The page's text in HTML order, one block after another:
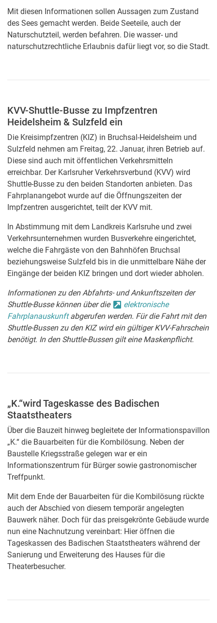
Mit diesen Informationen sollen Aussagen zum Zustand
des Sees gemacht werden. Beide Seeteile, auch der
Naturschutzteil, werden befahren. Die wasser- und
naturschutzrechtliche Erlaubnis dafür liegt vor, so die Stadt.
KVV-Shuttle-Busse zu Impfzentren
Heidelsheim & Sulzfeld ein
Die Kreisimpfzentren (KIZ) in Bruchsal-Heidelsheim und
Sulzfeld nehmen am Freitag, 22. Januar, ihren Betrieb auf.
Diese sind auch mit öffentlichen Verkehrsmitteln
erreichbar. Der Karlsruher Verkehrsverbund (KVV) wird
Shuttle-Busse zu den beiden Standorten anbieten. Das
Fahrplanangebot wurde auf die Öffnungszeiten der
Impfzentren ausgerichtet, teilt der KVV mit.
In Abstimmung mit dem Landkreis Karlsruhe und zwei
Verkehrsunternehmen wurden Busverkehre eingerichtet,
welche die Fahrgäste von den Bahnhöfen Bruchsal
beziehungsweise Sulzfeld bis in die unmittelbare Nähe der
Eingänge der beiden KIZ bringen und dort wieder abholen.
Informationen zu den Abfahrts- und Ankunftszeiten der
Shuttle-Busse können über die
elektronische
Fahrplanauskunftabgerufen werden. Für die Fahrt mit den
Shuttle-Bussen zu den KIZ wird ein gültiger KVV-Fahrschein
benötigt. In den Shuttle-Bussen gilt eine Maskenpflicht.
„K.“wird Tageskasse des Badischen
Staatstheaters
Über die Bauzeit hinweg begleitete der Informationspavillon
„K.“ die Bauarbeiten für die Kombilösung. Neben der
Baustelle Kriegsstraße gelegen war er ein
Informationszentrum für Bürger sowie gastronomischer
Treffpunkt.
Mit dem Ende der Bauarbeiten für die Kombilösung rückte
auch der Abschied von diesem temporär angelegten
Bauwerk näher. Doch für das preisgekrönte Gebäude wurde
nun eine Nachnutzung vereinbart: Hier öffnen die
Tageskassen des Badischen Staatstheaters während der
Sanierung und Erweiterung des Hauses für die
Theaterbesucher.